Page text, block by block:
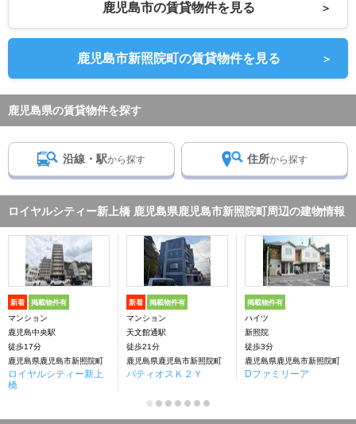
鹿児島市の賃貸物件を見る ＞
鹿児島市新照院町の賃貸物件を見る ＞
鹿児島県の賃貸物件を探す
沿線・駅から探す 住所から探す
ロイヤルシティー新上橋 鹿児島県鹿児島市新照院町周辺の建物情報
新着 掲載物件有
マンション
鹿児島中央駅
徒歩17分
鹿児島県鹿児島市新照院町
ロイヤルシティー新上
橋
新着 掲載物件有
マンション
天文館通駅
徒歩21分
鹿児島県鹿児島市新照院町
パティオスＫ２Ｙ
掲載物件有
ハイツ
新照院
徒歩3分
鹿児島県鹿児島市新照院町
Dファミリーア